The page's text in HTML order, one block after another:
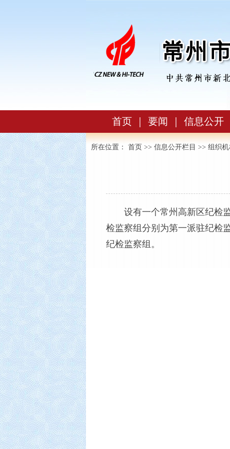
首页 要闻 信息公开
所在位置： 首页 >> 信息公开栏目 >> 组织机
设有一个常州高新区纪检
检监察组分别为第一派驻纪检
纪检监察组。